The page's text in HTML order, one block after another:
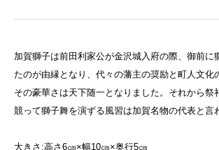
加賀獅子は前田利家公が金沢城入府の際、御前に
たのが由縁となり、代々の藩主の奨励と町人文化
その豪華さは天下随一となりました。それから祭
競って獅子舞を演ずる風習は加賀名物の代表と言
大きさ:高さ6㎝×幅10㎝×奥行5㎝